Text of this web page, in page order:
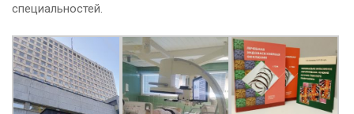
специальностей.